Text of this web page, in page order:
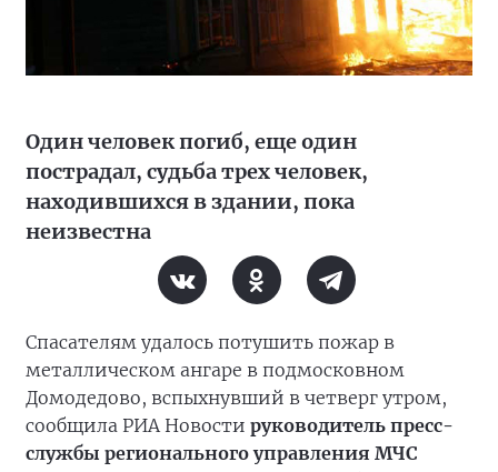
Один человек погиб, еще один
пострадал, судьба трех человек,
находившихся в здании, пока
неизвестна
Спасателям удалось потушить пожар в
металлическом ангаре в подмосковном
Домодедово, вспыхнувший в четверг утром,
сообщила РИА Новости руководитель пресс-
службы регионального управления МЧС